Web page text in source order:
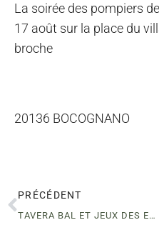
La soirée des pompiers
17 août sur la place du
broche
20136 BOCOGNANO
PRÉCÉDENT
TAVERA BAL ET JEUX DES ENFANTS